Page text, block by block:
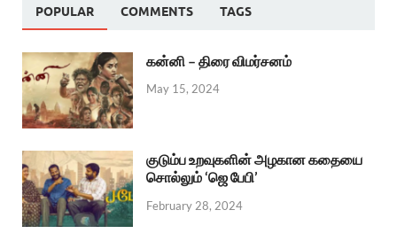
POPULAR COMMENTS TAGS
கன்னி – திரை விமர்சனம்
May 15, 2024
குடும்ப உறவுகளின் அழகான கதையை
சொல்லும் ‘ஜெ பேபி’
February 28, 2024